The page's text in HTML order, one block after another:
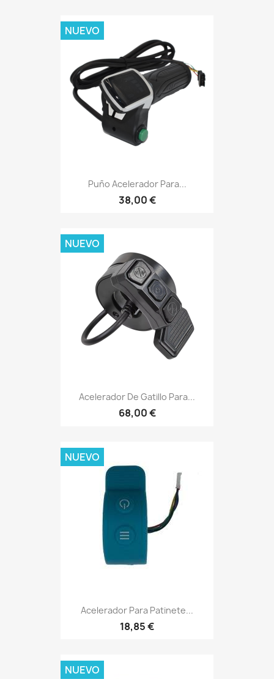
Puño Acelerador Para...
38,00 €
NUEVO
Acelerador De Gatillo Para...
68,00 €
NUEVO
Acelerador Para Patinete...
18,85 €
NUEVO
NUEVO